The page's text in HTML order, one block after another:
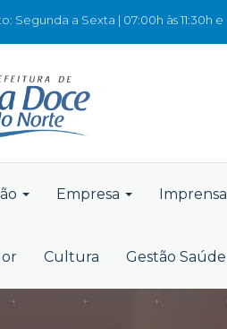
Segunda a Sexta | 07:00h às 11:30h e
Empresa Imprensa
Cultura Gestão Saúde